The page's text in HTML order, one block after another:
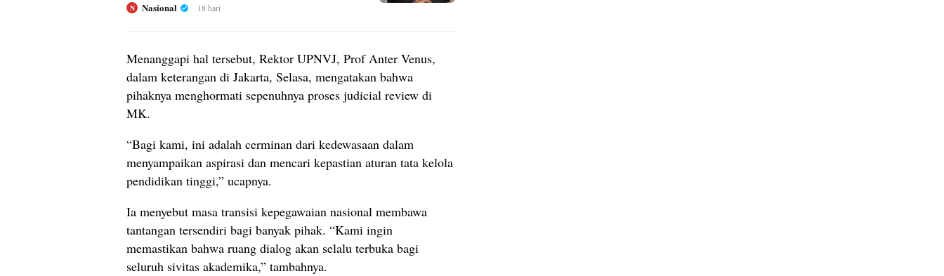
N Nasional 18 hari
Menanggapi hal tersebut, Rektor UPNVJ, Prof Anter Venus,
dalam keterangan di Jakarta, Selasa, mengatakan bahwa
pihaknya menghormati sepenuhnya proses judicial review di
MK.
“Bagi kami, ini adalah cerminan dari kedewasaan dalam
menyampaikan aspirasi dan mencari kepastian aturan tata kelola
pendidikan tinggi,” ucapnya.
Ia menyebut masa transisi kepegawaian nasional membawa
tantangan tersendiri bagi banyak pihak. “Kami ingin
memastikan bahwa ruang dialog akan selalu terbuka bagi
seluruh sivitas akademika,” tambahnya.